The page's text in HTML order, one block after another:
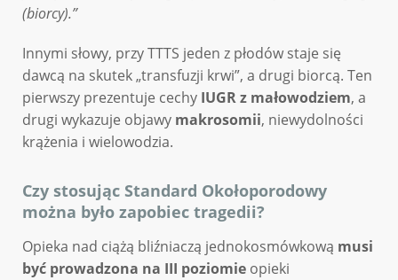
(biorcy).”
Innymi słowy, przy TTTS jeden z płodów staje się
dawcą na skutek „transfuzji krwi”, a drugi biorcą. Ten
pierwszy prezentuje cechy IUGR z małowodziem, a
drugi wykazuje objawy makrosomii, niewydolności
krążenia i wielowodzia.
Czy stosując Standard Okołoporodowy
można było zapobiec tragedii?
Opieka nad ciążą bliźniaczą jednokosmówkową musi
być prowadzona na III poziomie opieki